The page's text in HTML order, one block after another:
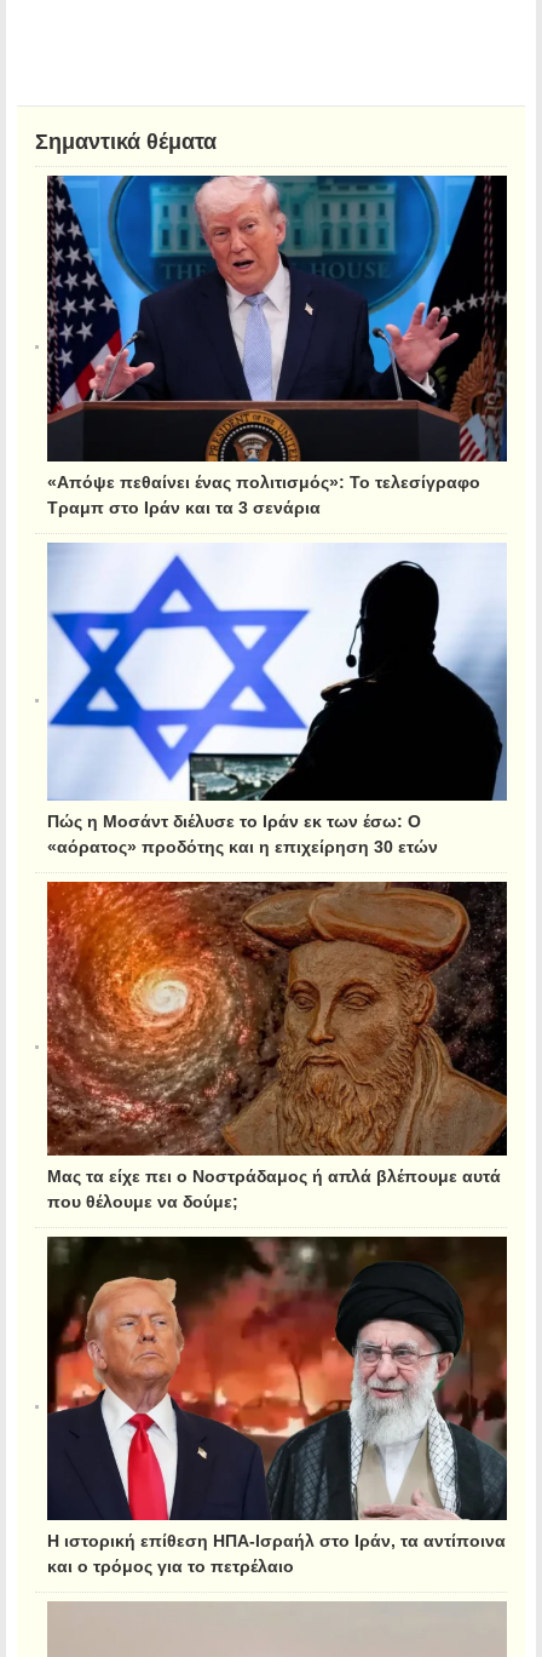
Σημαντικά θέματα
«Απόψε πεθαίνει ένας πολιτισμός»: Το τελεσίγραφο
Τραμπ στο Ιράν και τα 3 σενάρια
Πώς η Μοσάντ διέλυσε το Ιράν εκ των έσω: Ο
«αόρατος» προδότης και η επιχείρηση 30 ετών
Μας τα είχε πει ο Νοστράδαμος ή απλά βλέπουμε αυτά
που θέλουμε να δούμε;
Η ιστορική επίθεση ΗΠΑ-Ισραήλ στο Ιράν, τα αντίποινα
και ο τρόμος για το πετρέλαιο